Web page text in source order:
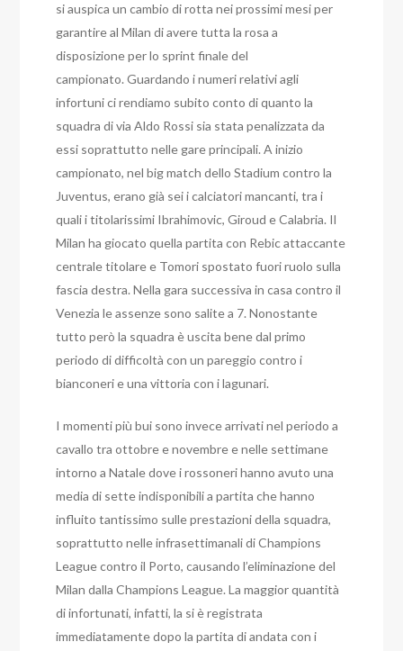
si auspica un cambio di rotta nei prossimi mesi per
garantire al Milan di avere tutta la rosa a
disposizione per lo sprint finale del
campionato.Guardando i numeri relativi agli
infortuni ci rendiamo subito conto di quanto la
squadra di via Aldo Rossi sia stata penalizzata da
essi soprattutto nelle gare principali. A inizio
campionato, nel big match dello Stadium contro la
Juventus, erano già sei i calciatori mancanti, tra i
quali i titolarissimi Ibrahimovic, Giroud e Calabria. Il
Milan ha giocato quella partita con Rebic attaccante
centrale titolare e Tomori spostato fuori ruolo sulla
fascia destra. Nella gara successiva in casa contro il
Venezia le assenze sono salite a 7. Nonostante
tutto però la squadra è uscita bene dal primo
periodo di difficoltà con un pareggio contro i
bianconeri e una vittoria con i lagunari.
I momenti più bui sono invece arrivati nel periodo a
cavallo tra ottobre e novembre e nelle settimane
intorno a Natale dove i rossoneri hanno avuto una
media di sette indisponibili a partita che hanno
influito tantissimo sulle prestazioni della squadra,
soprattutto nelle infrasettimanali di Champions
League contro il Porto, causando l’eliminazione del
Milan dalla Champions League. La maggior quantità
di infortunati, infatti, la si è registrata
immediatamente dopo la partita di andata con i